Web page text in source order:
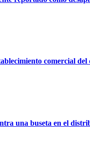
comercial
una buseta en el